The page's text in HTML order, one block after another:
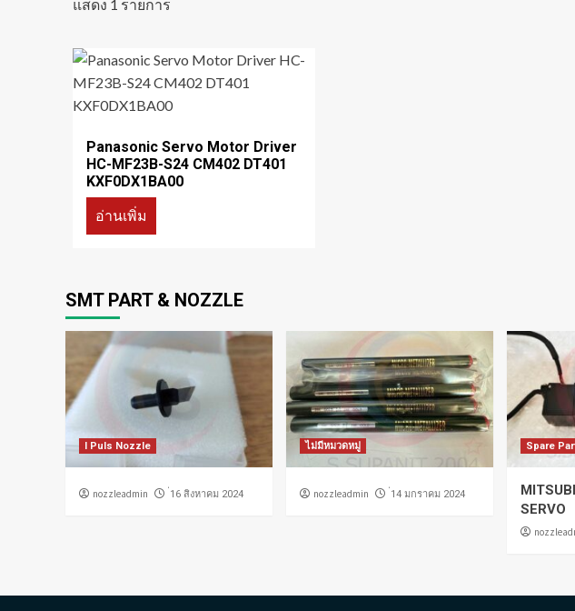
แสดง 1 รายการ
Panasonic Servo Motor Driver
HC-MF23B-S24 CM402 DT401
KXF0DX1BA00
อ่านเพิ่ม
SMT PART & NOZZLE
I Puls Nozzle
nozzleadmin ่16 สิงหาคม 2024
ไม่มีหมวดหมู่
nozzleadmin ่14 มกราคม 2024
Spare
SERVO